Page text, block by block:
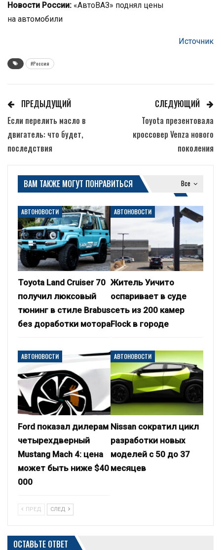
Новости России: «АвтоВАЗ» поднял цены
на автомобили
Источник
#Россия
ПРЕДЫДУЩИЙ
Если перелить масло в
двигатель: что будет,
последствия
СЛЕДУЮЩИЙ
Toyota презентовала
кроссовер Venza нового
поколения
Все
ВАМ ТАКЖЕ МОГУТ ПОНРАВИТЬСЯ
АВТОНОВОСТИ
Toyota Land Cruiser 70
получил люксовый
тюнинг в стиле Brabus
без доработки мотора
АВТОНОВОСТИ
Житель Уичито
оспаривает в суде
сеть из 200 камер
Flock в городе
АВТОНОВОСТИ
Ford показал дилерам
четырехдверный
Mustang Mach 4: цена
может быть ниже $40
000
АВТОНОВОСТИ
Nissan сократил цикл
разработки новых
моделей с 50 до 37
месяцев
ПРЕД СЛЕД
ОСТАВЬТЕ ОТВЕТ